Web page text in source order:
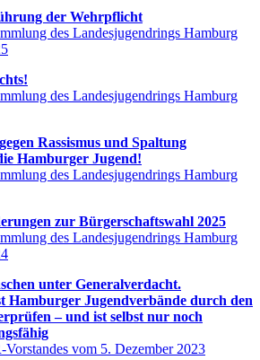
der Wehrpflicht
des Landesjugendrings Hamburg
des Landesjugendrings Hamburg
Rassismus und Spaltung
Hamburger Jugend!
des Landesjugendrings Hamburg
zur Bürgerschaftswahl 2025
des Landesjugendrings Hamburg
unter Generalverdacht.
Hamburger Jugendverbände durch den
– und ist selbst nur noch
Vorstandes vom 5. Dezember 2023